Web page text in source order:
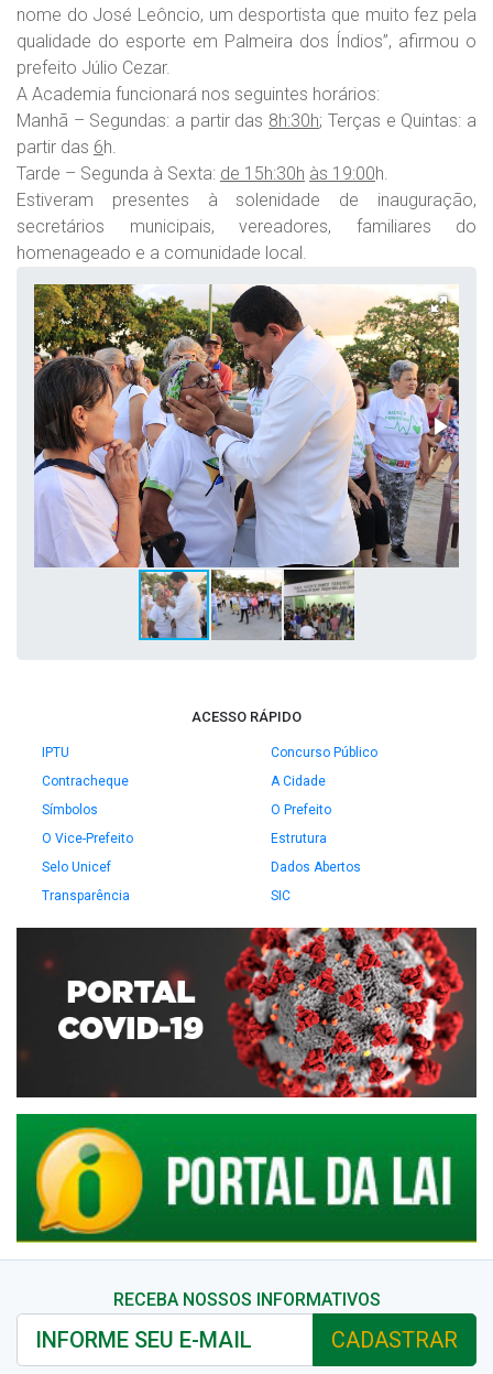
nome do José Leôncio, um desportista que muito fez pela
qualidade do esporte em Palmeira dos Índios”, afirmou o
prefeito Júlio Cezar.
A Academia funcionará nos seguintes horários:
Manhã – Segundas: a partir das 8h:30h; Terças e Quintas: a
partir das 6h.
Tarde – Segunda à Sexta: de 15h:30h às 19:00h.
Estiveram presentes à solenidade de inauguração,
secretários municipais, vereadores, familiares do
homenageado e a comunidade local.
ACESSO RÁPIDO
IPTU
Concurso Público
Contracheque
A Cidade
Símbolos
O Prefeito
O Vice-Prefeito
Estrutura
Selo Unicef
Dados Abertos
Transparência
SIC
RECEBA NOSSOS INFORMATIVOS
CADASTRAR